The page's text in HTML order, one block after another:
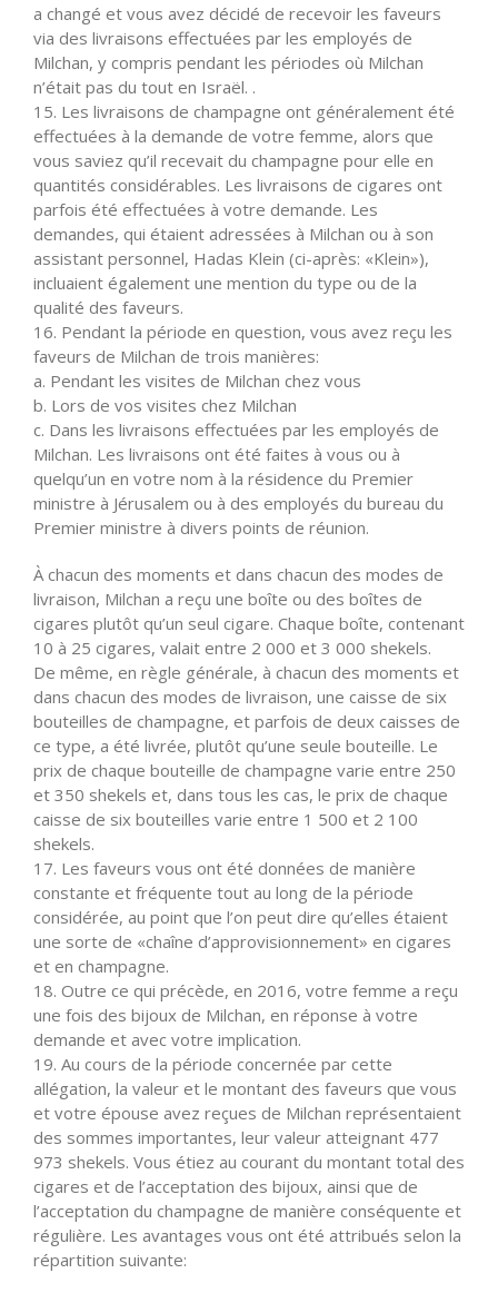
a changé et vous avez décidé de recevoir les faveurs
via des livraisons effectuées par les employés de
Milchan, y compris pendant les périodes où Milchan
n’était pas du tout en Israël. .
15. Les livraisons de champagne ont généralement été
effectuées à la demande de votre femme, alors que
vous saviez qu’il recevait du champagne pour elle en
quantités considérables. Les livraisons de cigares ont
parfois été effectuées à votre demande. Les
demandes, qui étaient adressées à Milchan ou à son
assistant personnel, Hadas Klein (ci-après: «Klein»),
incluaient également une mention du type ou de la
qualité des faveurs.
16. Pendant la période en question, vous avez reçu les
faveurs de Milchan de trois manières:
a. Pendant les visites de Milchan chez vous
b. Lors de vos visites chez Milchan
c. Dans les livraisons effectuées par les employés de
Milchan. Les livraisons ont été faites à vous ou à
quelqu’un en votre nom à la résidence du Premier
ministre à Jérusalem ou à des employés du bureau du
Premier ministre à divers points de réunion.
À chacun des moments et dans chacun des modes de
livraison, Milchan a reçu une boîte ou des boîtes de
cigares plutôt qu’un seul cigare. Chaque boîte, contenant
10 à 25 cigares, valait entre 2 000 et 3 000 shekels.
De même, en règle générale, à chacun des moments et
dans chacun des modes de livraison, une caisse de six
bouteilles de champagne, et parfois de deux caisses de
ce type, a été livrée, plutôt qu’une seule bouteille. Le
prix de chaque bouteille de champagne varie entre 250
et 350 shekels et, dans tous les cas, le prix de chaque
caisse de six bouteilles varie entre 1 500 et 2 100
shekels.
17. Les faveurs vous ont été données de manière
constante et fréquente tout au long de la période
considérée, au point que l’on peut dire qu’elles étaient
une sorte de «chaîne d’approvisionnement» en cigares
et en champagne.
18. Outre ce qui précède, en 2016, votre femme a reçu
une fois des bijoux de Milchan, en réponse à votre
demande et avec votre implication.
19. Au cours de la période concernée par cette
allégation, la valeur et le montant des faveurs que vous
et votre épouse avez reçues de Milchan représentaient
des sommes importantes, leur valeur atteignant 477
973 shekels. Vous étiez au courant du montant total des
cigares et de l’acceptation des bijoux, ainsi que de
l’acceptation du champagne de manière conséquente et
régulière. Les avantages vous ont été attribués selon la
répartition suivante: